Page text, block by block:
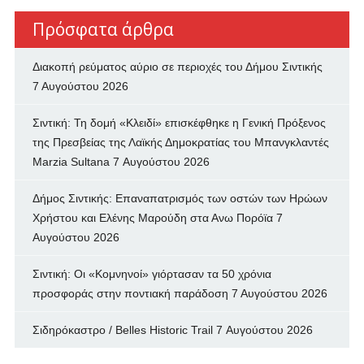
Πρόσφατα άρθρα
Διακοπή ρεύματος αύριο σε περιοχές του Δήμου Σιντικής
7 Αυγούστου 2026
Σιντική: Τη δομή «Κλειδί» επισκέφθηκε η Γενική Πρόξενος
της Πρεσβείας της Λαϊκής Δημοκρατίας του Μπανγκλαντές
Marzia Sultana 7 Αυγούστου 2026
Δήμος Σιντικής: Επαναπατρισμός των oστών των Ηρώων
Χρήστου και Ελένης Μαρούδη στα Ανω Πορόϊα 7
Αυγούστου 2026
Σιντική: Οι «Κομνηνοί» γιόρτασαν τα 50 χρόνια
προσφοράς στην ποντιακή παράδοση 7 Αυγούστου 2026
Σιδηρόκαστρο / Belles Historic Trail 7 Αυγούστου 2026